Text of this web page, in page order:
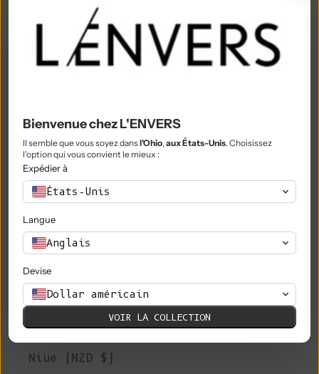
Montserrat (XCD $)
Mozambique (EUR €)
Nauru (AUD $)
Népal (NPR Rs.)
Pays-Bas (EUR €)
Nouvelle-Calédonie (XPF Fr)
Nouvelle-Zélande (NZD $)
Nicaragua (NIO C$)
Niger (XOF Fr)
Nigeria (NGN ₦)
Niue (NZD $)
Bienvenue chez L'ENVERS
Il semble que vous soyez dansl'Ohio, aux États-Unis. Choisissez
l'option qui vous convient le mieux :
Expédier à
États-Unis
Langue
Anglais
Devise
Dollar américain
VOIR LA COLLECTION